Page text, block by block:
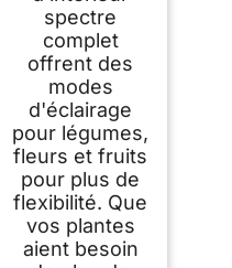
spectre
complet
offrent des
modes
d'éclairage
pour légumes,
fleurs et fruits
pour plus de
flexibilité. Que
vos plantes
aient besoin